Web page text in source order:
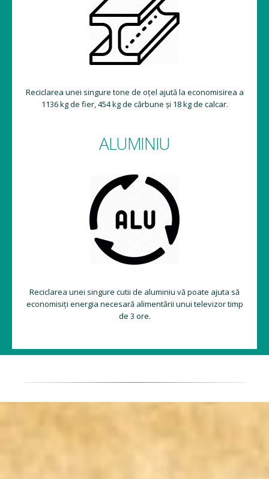
Reciclarea unei singure tone de oțel ajută la economisirea a
1136 kg de fier, 454 kg de cărbune și 18 kg de calcar.
ALUMINIU
Reciclarea unei singure cutii de aluminiu vă poate ajuta să
economisiți energia necesară alimentării unui televizor timp
de 3 ore.